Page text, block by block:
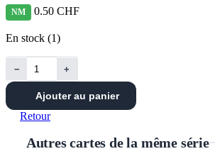
NM 0.50 CHF
En stock (1)
− +
Ajouter au panier
Retour
Autres cartes de la même série